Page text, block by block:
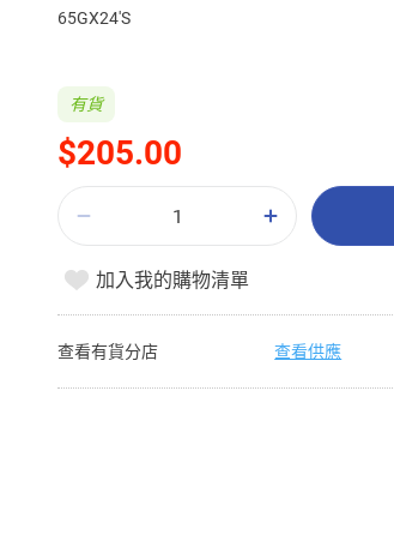
65GX24'S
$205.00
有貨
加入我的購物清單
查看有貨分店 查看供應